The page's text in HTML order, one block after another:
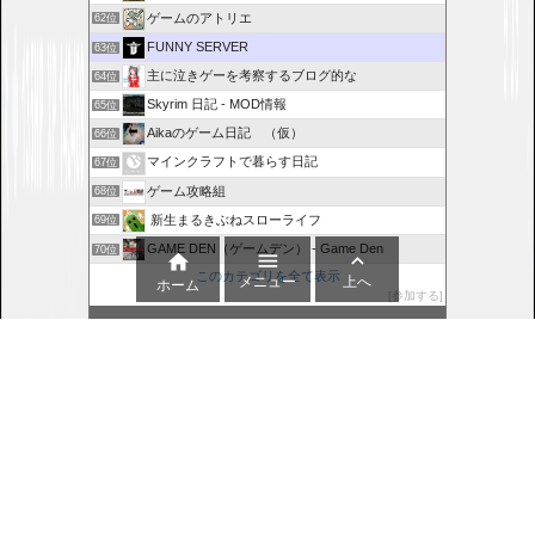
62位 ゲームのアトリエ
63位 FUNNY SERVER
64位 主に泣きゲーを考察するブログ的な
65位 Skyrim 日記 - MOD情報
66位 Aikaのゲーム日記 （仮）
67位 マインクラフトで暮らす日記
68位 ゲーム攻略組
69位 新生まるきぶねスローライフ
70位
GAME DEN（ゲームデン） - Game Den
このカテゴリを全て表示
参加する

ホーム

メニュー

上へ